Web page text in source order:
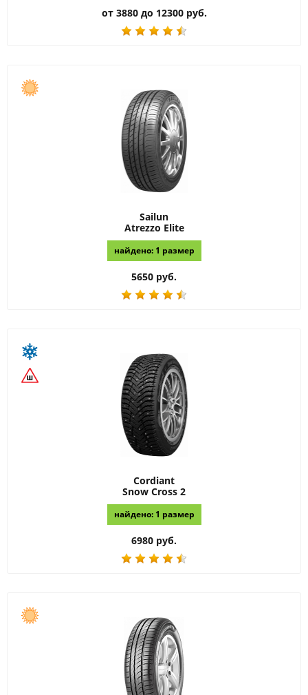
от 3880 до 12300 руб.
Sailun
Atrezzo Elite
найдено: 1 размер
5650 руб.
Cordiant
Snow Cross 2
найдено: 1 размер
6980 руб.